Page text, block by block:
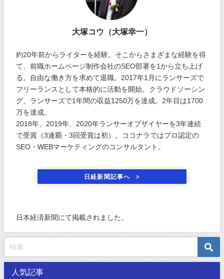
大塚コウ（大塚幸一）
約20年前からライターを経験。そこからさまざまな経験を得
て、前職ホームページ制作会社のSEO部署を1から立ち上げ
る。自由な働き方を求めて退職。2017年1月にランサーズで
フリーランスとして本格的に活動を開始。クラウドソーシン
グ、ランサーズで1年間の収益1250万を達成。2年目は1700
万を達成。
2018年、2019年、2020年ランサーオブザイヤーを3年連続
で受賞（3連覇・3回受賞は初）。ココナラではプロ認定の
SEO・WEBマーケティングのコンサルタント。
日経新聞記事へ
日本経済新聞にて掲載されました。
人気記事